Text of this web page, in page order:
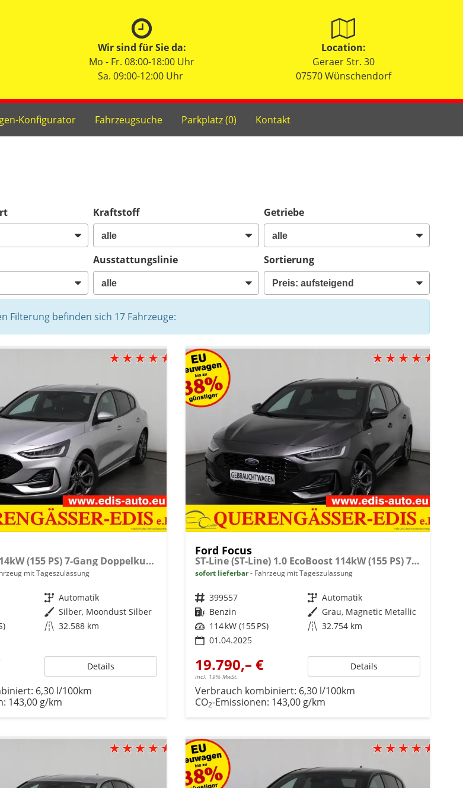
Wir sind für Sie da:
Mo - Fr. 08:00-18:00 Uhr
Sa. 09:00-12:00 Uhr
Location:
Geraer Str. 30
07570 Wünschendorf
Konfigurator Fahrzeugsuche Parkplatz (0) Kontakt
Kraftstoff Getriebe
Ausstattungslinie Sortierung
Filterung befinden sich 17Fahrzeuge:
1.0 EcoBoost 114kW (155 PS) 7-Gang Doppelkupplungsgetriebe
mit Tageszulassung
Getriebe Automatik
Außenfarbe Silber, Moondust Silber
Kilometerstand 32.588 km
Details
6,30 l/100km
143,00 g/km
Ford Focus
ST-Line (ST-Line) 1.0 EcoBoost 114kW (155 PS) 7-Gang Doppelkupplungsgetriebe
sofort lieferbar Fahrzeug mit Tageszulassung
Fahrzeugnr. 399557 Getriebe Automatik
Kraftstoff Benzin Außenfarbe Grau, Magnetic Metallic
Leistung 114 kW (155 PS) Kilometerstand 32.754 km
01.04.2025
19.790,– €
incl. 19% MwSt.
Details
Verbrauch kombiniert: 6,30 l/100km
CO2-Emissionen: 143,00 g/km